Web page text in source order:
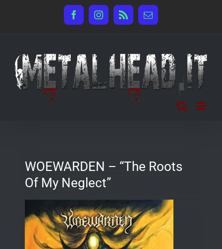
FacebookInstagram
Rss Email
WOEWARDEN – “The Roots
Of My Neglect”